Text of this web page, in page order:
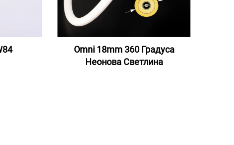
Omni 18mm 360 Градуса
Неонова Светлина